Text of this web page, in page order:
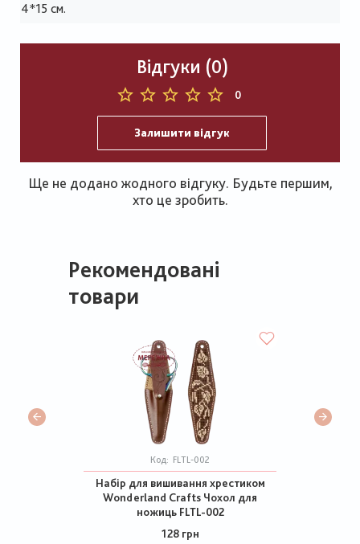
4*15 см.
Відгуки (0)
0
Залишити відгук
Ще не додано жодного відгуку. Будьте першим,
хто це зробить.
Рекомендовані
товари
Код: FLTL-002
Набір для вишивання хрестиком
Wonderland Crafts Чохол для
ножиць FLTL-002
128 грн